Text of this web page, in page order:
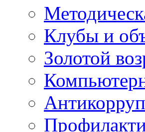
Клубы и
Золотой